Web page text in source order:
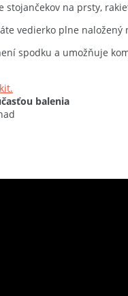
na prsty,
vedierko plne naložený
spodku a umožňuje
kit.
balenia